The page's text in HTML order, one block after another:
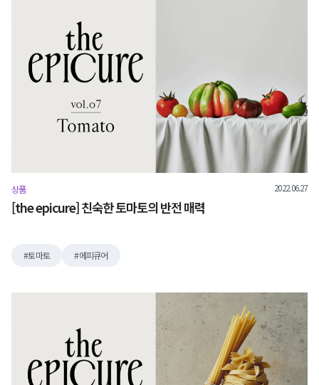
상품 2022.06.27
[the epicure] 친숙한 토마토의 반전 매력
토마토 에피큐어